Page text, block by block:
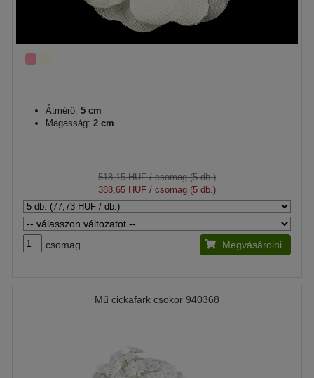
Átmérő: 5 cm
Magasság: 2 cm
518,15 HUF/ csomag (5 db.)
388,65 HUF / csomag (5 db.)
csomag Megvásárolni
Mű cickafark csokor 940368